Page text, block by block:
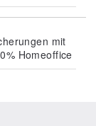
mit
Homeoffice